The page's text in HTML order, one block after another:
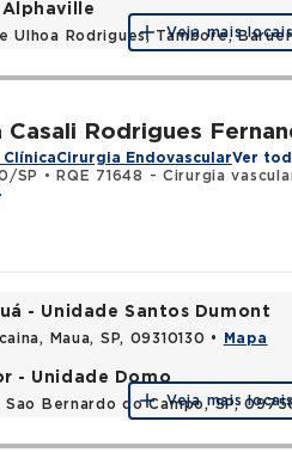
Ulhoa Rodrigues, Tambore,
Veja mais
Casali Rodrigues
Cirurgia EndovascularVer
SP
•
RQE 71648 - Cirurgia
- Unidade Santos Dumont
Maua, SP, 09310130 • Mapa
- Unidade Domo
Bernardo do Campo, SP,
Veja mais